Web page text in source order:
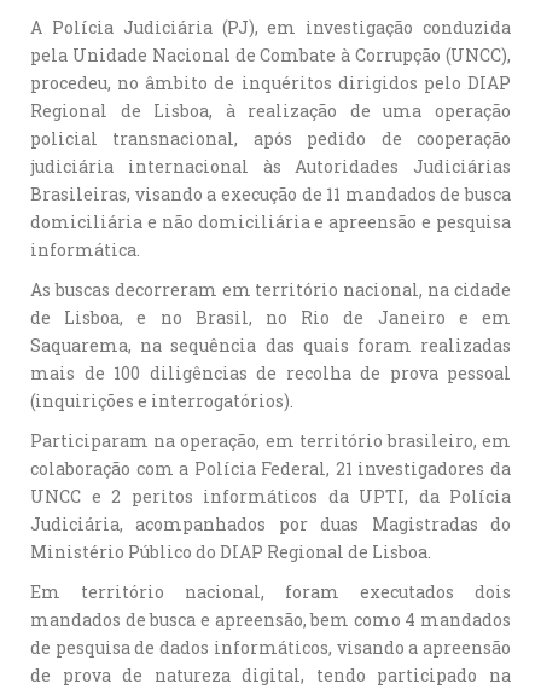
A Polícia Judiciária (PJ), em investigação conduzida
pela Unidade Nacional de Combate à Corrupção (UNCC),
procedeu, no âmbito de inquéritos dirigidos pelo DIAP
Regional de Lisboa, à realização de uma operação
policial transnacional, após pedido de cooperação
judiciária internacional às Autoridades Judiciárias
Brasileiras, visando a execução de 11 mandados de busca
domiciliária e não domiciliária e apreensão e pesquisa
informática.
As buscas decorreram em território nacional, na cidade
de Lisboa, e no Brasil, no Rio de Janeiro e em
Saquarema, na sequência das quais foram realizadas
mais de 100 diligências de recolha de prova pessoal
(inquirições e interrogatórios).
Participaram na operação, em território brasileiro, em
colaboração com a Polícia Federal, 21 investigadores da
UNCC e 2 peritos informáticos da UPTI, da Polícia
Judiciária, acompanhados por duas Magistradas do
Ministério Público do DIAP Regional de Lisboa.
Em território nacional, foram executados dois
mandados de busca e apreensão, bem como 4 mandados
de pesquisa de dados informáticos, visando a apreensão
de prova de natureza digital, tendo participado na